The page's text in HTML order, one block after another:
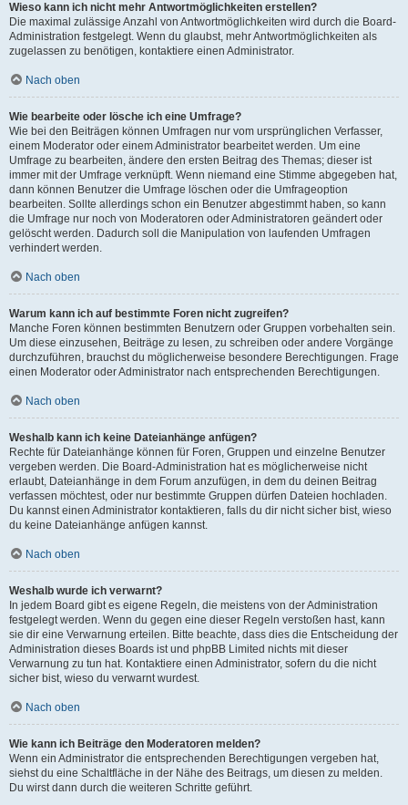
Wieso kann ich nicht mehr Antwortmöglichkeiten erstellen?
Die maximal zulässige Anzahl von Antwortmöglichkeiten wird durch die Board-
Administration festgelegt. Wenn du glaubst, mehr Antwortmöglichkeiten als
zugelassen zu benötigen, kontaktiere einen Administrator.
Nach oben
Wie bearbeite oder lösche ich eine Umfrage?
Wie bei den Beiträgen können Umfragen nur vom ursprünglichen Verfasser,
einem Moderator oder einem Administrator bearbeitet werden. Um eine
Umfrage zu bearbeiten, ändere den ersten Beitrag des Themas; dieser ist
immer mit der Umfrage verknüpft. Wenn niemand eine Stimme abgegeben hat,
dann können Benutzer die Umfrage löschen oder die Umfrageoption
bearbeiten. Sollte allerdings schon ein Benutzer abgestimmt haben, so kann
die Umfrage nur noch von Moderatoren oder Administratoren geändert oder
gelöscht werden. Dadurch soll die Manipulation von laufenden Umfragen
verhindert werden.
Nach oben
Warum kann ich auf bestimmte Foren nicht zugreifen?
Manche Foren können bestimmten Benutzern oder Gruppen vorbehalten sein.
Um diese einzusehen, Beiträge zu lesen, zu schreiben oder andere Vorgänge
durchzuführen, brauchst du möglicherweise besondere Berechtigungen. Frage
einen Moderator oder Administrator nach entsprechenden Berechtigungen.
Nach oben
Weshalb kann ich keine Dateianhänge anfügen?
Rechte für Dateianhänge können für Foren, Gruppen und einzelne Benutzer
vergeben werden. Die Board-Administration hat es möglicherweise nicht
erlaubt, Dateianhänge in dem Forum anzufügen, in dem du deinen Beitrag
verfassen möchtest, oder nur bestimmte Gruppen dürfen Dateien hochladen.
Du kannst einen Administrator kontaktieren, falls du dir nicht sicher bist, wieso
du keine Dateianhänge anfügen kannst.
Nach oben
Weshalb wurde ich verwarnt?
In jedem Board gibt es eigene Regeln, die meistens von der Administration
festgelegt werden. Wenn du gegen eine dieser Regeln verstoßen hast, kann
sie dir eine Verwarnung erteilen. Bitte beachte, dass dies die Entscheidung der
Administration dieses Boards ist und phpBB Limited nichts mit dieser
Verwarnung zu tun hat. Kontaktiere einen Administrator, sofern du die nicht
sicher bist, wieso du verwarnt wurdest.
Nach oben
Wie kann ich Beiträge den Moderatoren melden?
Wenn ein Administrator die entsprechenden Berechtigungen vergeben hat,
siehst du eine Schaltfläche in der Nähe des Beitrags, um diesen zu melden.
Du wirst dann durch die weiteren Schritte geführt.